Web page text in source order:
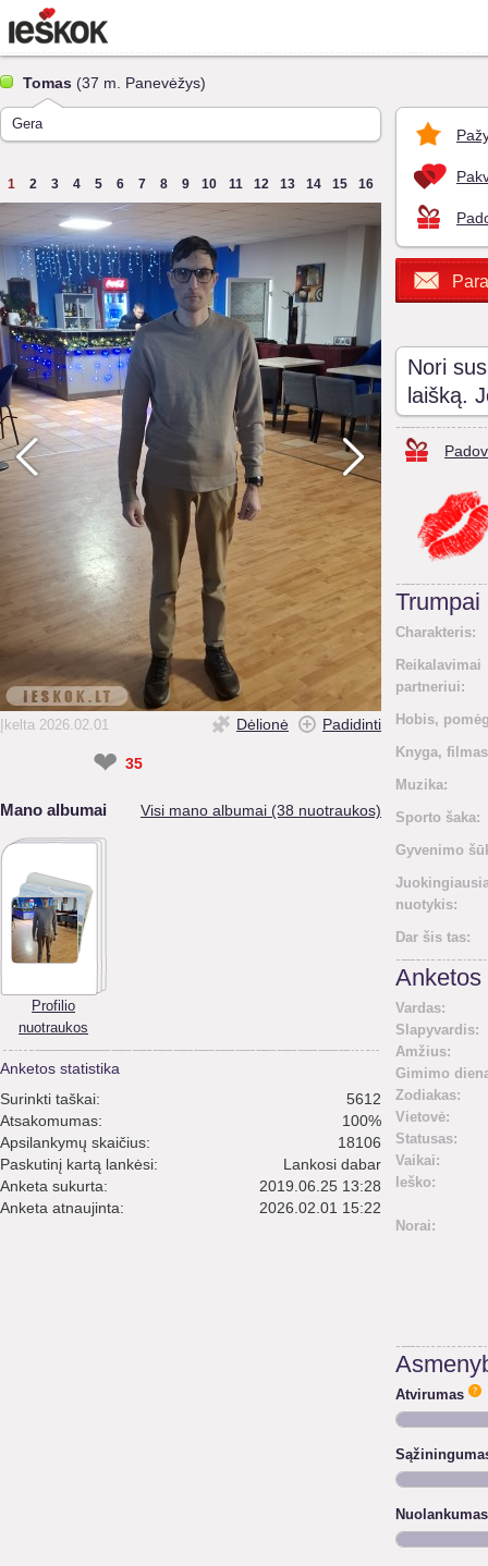
Tomas (37 m. Panevėžys)
Gera
1 2 3 4 5 6 7 8 9 10 11 12 13 14 15 16
Įkelta 2026.02.01 Dėlionė Padidinti
❤ 35
Mano albumai Visi mano albumai (38 nuotraukos)
Profilio
nuotraukos
Anketos statistika
Surinkti taškai:
5612
Atsakomumas:
100%
Apsilankymų skaičius:
18106
Paskutinį kartą lankėsi:
Lankosi dabar
Anketa sukurta:
2019.06.25 13:28
Anketa atnaujinta:
2026.02.01 15:22
Nori
laišką.
Trumpai
Charakteris:
Reikalavimai
partneriui:
Hobis,
Knyga,
Muzika:
Sporto šaka:
Gyvenimo
nuotykis:
Dar šis tas:
Anketos
Vardas:
Slapyvardis:
Amžius:
Gimimo
Zodiakas:
Vietovė:
Statusas:
Vaikai:
Ieško:
Norai:
Atvirumas
Nuolankumas